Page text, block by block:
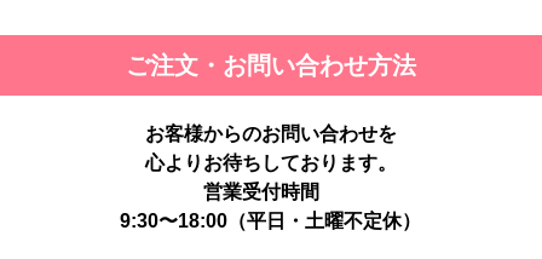
ご注文・お問い合わせ方法
お客様からのお問い合わせを
心よりお待ちしております。
営業受付時間
9:30〜18:00（平日・土曜不定休）